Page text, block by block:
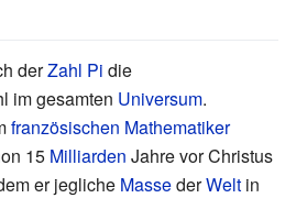
derZahl Pi die
im gesamten Universum.
französischen Mathematiker
15 Milliarden Jahre vor Christus
er jegliche MassederWelt in